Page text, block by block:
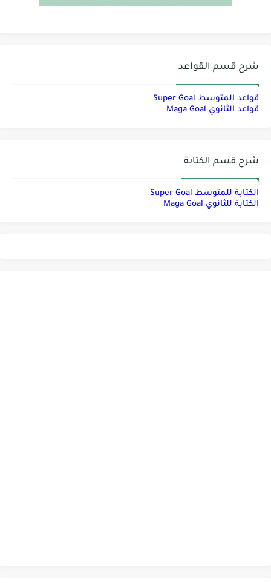
شرح قسم القواعد
قواعد المتوسط Super Goal
قواعد الثانوي Maga Goal
شرح قسم الكتابة
الكتابة للمتوسط Super Goal
الكتابة للثانوي Maga Goal